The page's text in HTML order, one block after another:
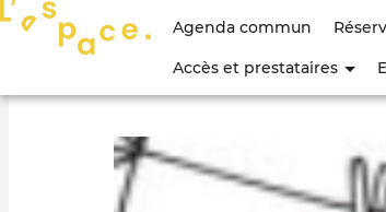
Menu
compte
l'utilisateur
Agenda commun
Accès et prestataires